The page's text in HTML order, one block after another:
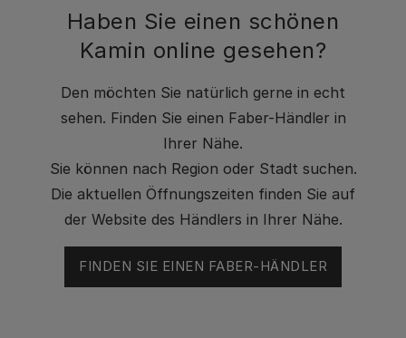
Haben Sie einen schönen
Kamin online gesehen?
Den möchten Sie natürlich gerne in echt
sehen. Finden Sie einen Faber-Händler in
Ihrer Nähe.
Sie können nach Region oder Stadt suchen.
Die aktuellen Öffnungszeiten finden Sie auf
der Website des Händlers in Ihrer Nähe.
FINDEN SIE EINEN FABER-HÄNDLER